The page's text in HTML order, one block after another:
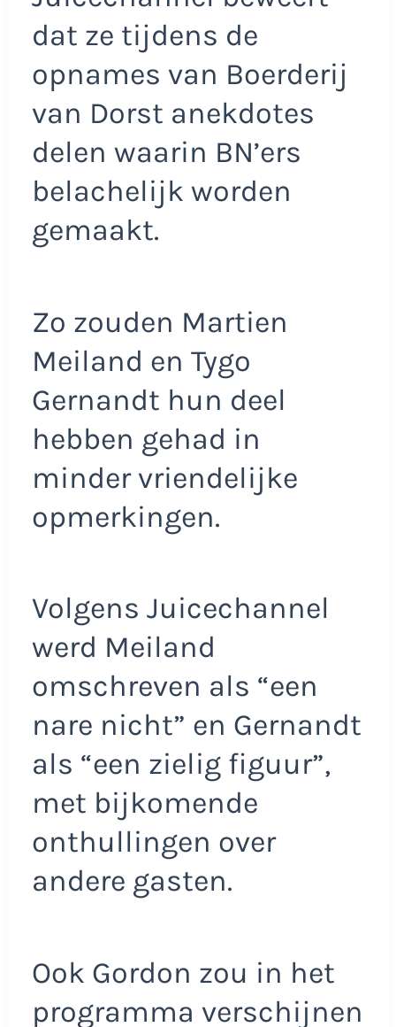
dat ze tijdens de
opnames van Boerderij
van Dorst anekdotes
delen waarin BN’ers
belachelijk worden
gemaakt.
Zo zouden Martien
Meiland en Tygo
Gernandt hun deel
hebben gehad in
minder vriendelijke
opmerkingen.
Volgens Juicechannel
werd Meiland
omschreven als “een
nare nicht” en Gernandt
als “een zielig figuur”,
met bijkomende
onthullingen over
andere gasten.
Ook Gordon zou in het
programma verschijnen